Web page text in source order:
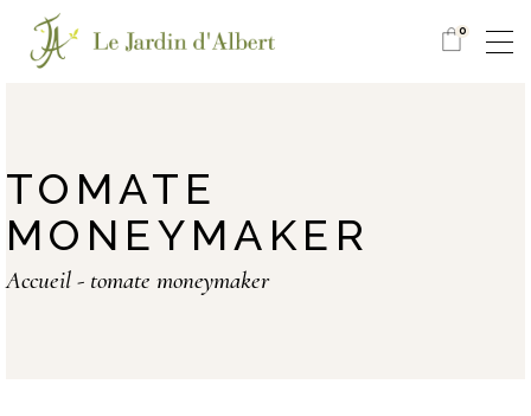
0
TOMATE
MONEYMAKER
Accueil tomate moneymaker